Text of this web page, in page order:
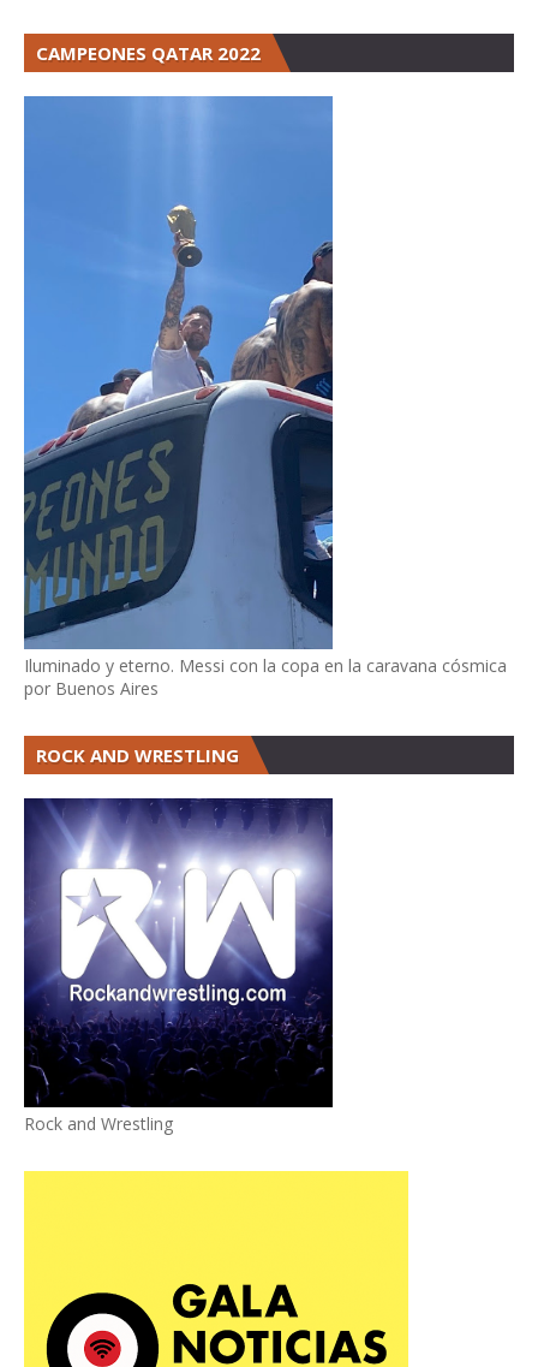
CAMPEONES QATAR 2022
Iluminado y eterno. Messi con la copa en la caravana cósmica
por Buenos Aires
ROCK AND WRESTLING
Rock and Wrestling